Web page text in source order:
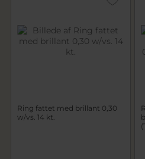
Ring fattet med brillant 0,30
w/vs. 14 kt.